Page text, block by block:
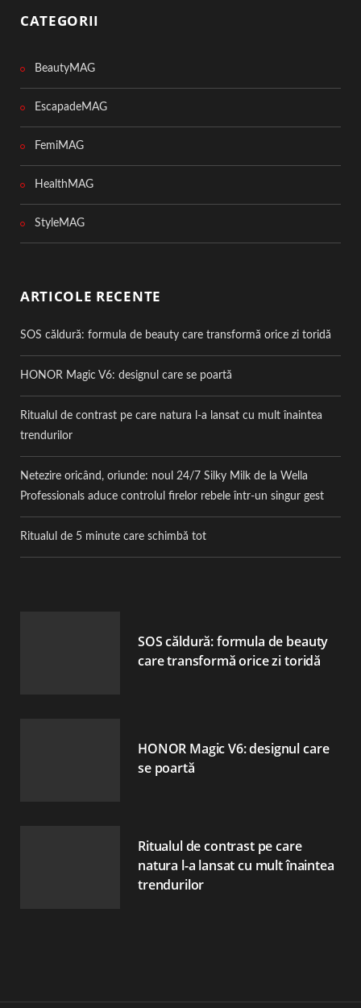
CATEGORII
BeautyMAG
EscapadeMAG
FemiMAG
HealthMAG
StyleMAG
ARTICOLE RECENTE
SOS căldură: formula de beauty care transformă orice zi toridă
HONOR Magic V6: designul care se poartă
Ritualul de contrast pe care natura l-a lansat cu mult înaintea
trendurilor
Netezire oricând, oriunde: noul 24/7 Silky Milk de la Wella
Professionals aduce controlul firelor rebele într-un singur gest
Ritualul de 5 minute care schimbă tot
SOS căldură: formula de beauty
care transformă orice zi toridă
HONOR Magic V6: designul care
se poartă
Ritualul de contrast pe care
natura l-a lansat cu mult înaintea
trendurilor